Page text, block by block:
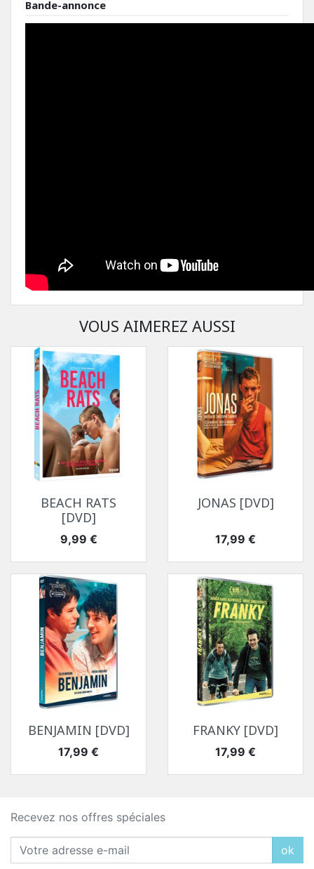
Bande-annonce
VOUS AIMEREZ AUSSI
BEACH RATS
[DVD]
Prix
9,99 €
JONAS [DVD]
Prix
17,99 €
BENJAMIN [DVD]
Prix
17,99 €
FRANKY [DVD]
Prix
17,99 €
Recevez nos offres spéciales
ok